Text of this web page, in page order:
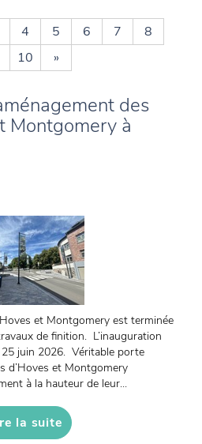
4 5 6 7
8
10 »
des
Montgomery à
et Montgomery est terminée
de finition. L’inauguration
25 juin 2026. Véritable porte
d’Hoves et Montgomery
à la hauteur de leur...
la suite